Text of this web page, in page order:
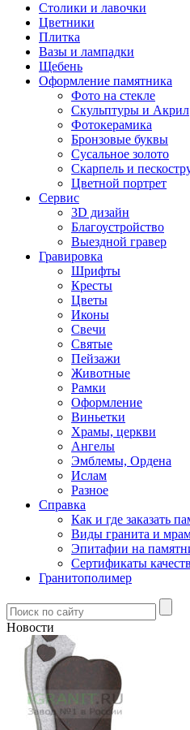
Столики и лавочки
Цветники
Плитка
Вазы и лампадки
Щебень
Оформление памятника
Фото на стекле
Скульптуры и Акрил
Фотокерамика
Бронзовые буквы
Сусальное золото
Скарпель и
Цветной портрет
Сервис
3D дизайн
Благоустройство
Выездной гравер
Гравировка
Шрифты
Кресты
Цветы
Иконы
Свечи
Святые
Пейзажи
Животные
Рамки
Оформление
Виньетки
Храмы, церкви
Ангелы
Эмблемы, Ордена
Ислам
Разное
Справка
Как и где заказать
Виды гранита и
Эпитафии на
Сертификаты
Гранитополимер
Новости